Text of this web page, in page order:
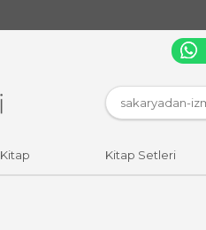
Kitap Kitap Setleri